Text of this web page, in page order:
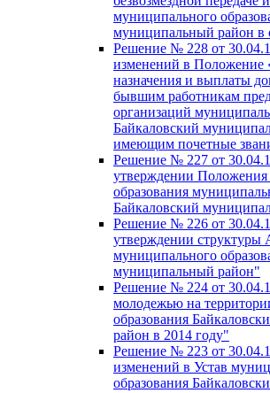
муниципального
муниципальный район в
Решение № 228 от
изменений в Положение
назначения и выплаты
бывшим работникам
организаций
Байкаловский
имеющим почетные
Решение № 227 от
утверждении
образования
Байкаловский
Решение № 226 от
утверждении структуры
муниципального
муниципальный район"
Решение № 224 от
молодежью на
образования
район в 2014 году"
Решение № 223 от
изменений в Устав
образования